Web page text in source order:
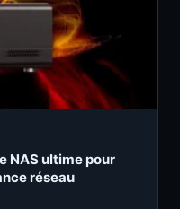
NAS ultime pour
réseau